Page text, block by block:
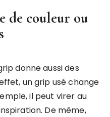
de couleur ou
donne aussi des
un grip usé change
il peut virer au
De même,